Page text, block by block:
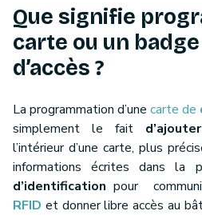
Que signifie
carte ou un
d’accès ?
La programmation d’une carte de
simplement le fait
l’intérieur d’une carte, plus
informations écrites dans la
d’identification pour
RFID et donner libre accès au